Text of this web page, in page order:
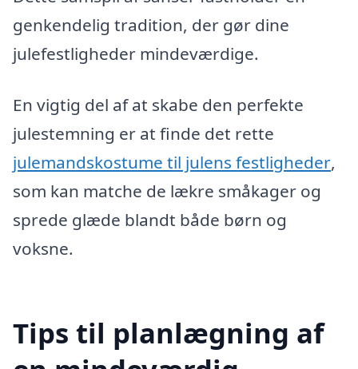
genkendelig tradition, der gør dine
julefestligheder mindeværdige.
En vigtig del af at skabe den perfekte
julestemning er at finde det rette
julemandskostume til julens festligheder,
som kan matche de lækre småkager og
sprede glæde blandt både børn og
voksne.
Tips til planlægning af